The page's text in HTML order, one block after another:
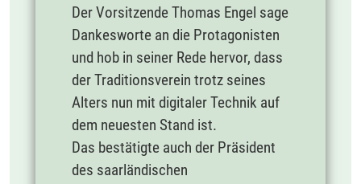
Der Vorsitzende Thomas Engel sage
Dankesworte an die Protagonisten
und hob in seiner Rede hervor, dass
der Traditionsverein trotz seines
Alters nun mit digitaler Technik auf
dem neuesten Stand ist.
Das bestätigte auch der Präsident
des saarländischen